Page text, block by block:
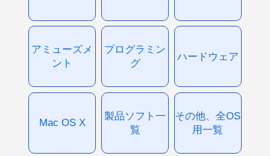
アミューズメ
ント
プログラミン
グ
ハードウェア
Mac OS X
製品ソフト一
覧
その他、全OS
用一覧